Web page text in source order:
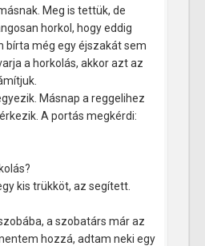
Meg is tettük, de
horkol, hogy eddig
bírta még egy éjszakát sem
a horkolás, akkor azt az
Másnap a reggelihez
A portás megkérdi:
kis trükköt, az segített.
a szobatárs már az
hozzá, adtam neki egy